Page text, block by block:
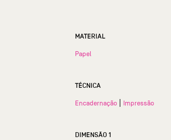
MATERIAL
Papel
TÉCNICA
Encadernação Impressão
DIMENSÃO 1